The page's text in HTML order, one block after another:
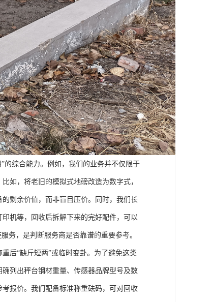
的综合能力。例如，我们的业务并不仅限于
如，将老旧的模拟式地磅改造为数字式，
剩余价值，而非盲目压价。同时，我们长
机等，回收后拆解下来的完好配件，可以
务，是判断服务商是否靠谱的重要参考。
后“缺斤短两”或临时变卦。为了避免这类
列出秤台钢材重量、传感器品牌型号及数
报价。我们配备标准称重砝码，可对回收